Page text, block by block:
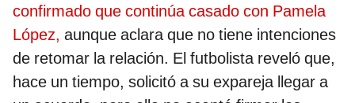
confirmado que continúa casado con Pamela
López, aunque aclara que no tiene intenciones
de retomar la relación. El futbolista reveló que,
hace un tiempo, solicitó a su expareja llegar a